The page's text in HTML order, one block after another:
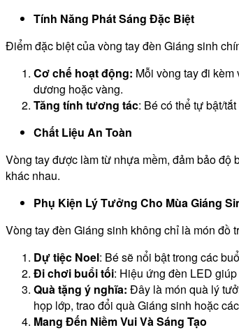
Tính Năng Phát Sáng Đặc Biệt
Điểm đặc biệt của vòng tay đèn Giáng sinh
Cơ chế hoạt động: Mỗi vòng tay đi
dương hoặc vàng.
Tăng tính tương tác: Bé có thể tự bật/
Chất Liệu An Toàn
Vòng tay được làm từ nhựa mềm, đảm bảo độ
khác nhau.
Phụ Kiện Lý Tưởng Cho Mùa Giáng
Vòng tay đèn Giáng sinh không chỉ là món đồ
Dự tiệc Noel: Bé sẽ nổi bật trong các
Đi chơi buổi tối: Hiệu ứng đèn LED
Quà tặng ý nghĩa: Đây là món quà lý
họp lớp, trao đổi quà Giáng sinh hoặc
Mang Đến Niềm Vui Và Sáng Tạo